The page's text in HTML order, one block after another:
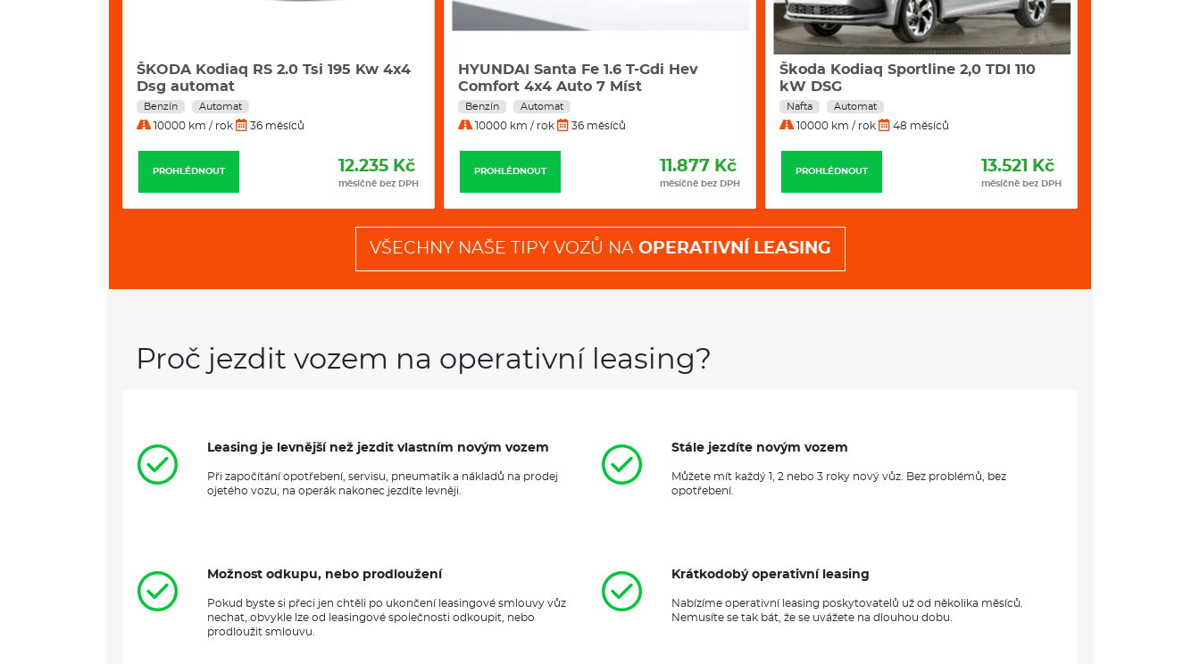
ŠKODA Kodiaq RS 2.0 Tsi 195 Kw 4x4
Dsg automat
Benzín Automat
10000 km / rok 36 měsíců
PROHLÉDNOUT 12.235 Kč
měsíčně bez DPH
HYUNDAI Santa Fe 1.6 T-Gdi Hev
Comfort 4x4 Auto 7 Míst
Benzín Automat
10000 km / rok 36 měsíců
PROHLÉDNOUT 11.877 Kč
měsíčně bez DPH
Škoda Kodiaq Sportline 2,0 TDI 110
kW DSG
Nafta Automat
10000 km / rok 48 měsíců
PROHLÉDNOUT 13.521 Kč
měsíčně bez DPH
VŠECHNY NAŠE TIPY VOZŮ NA OPERATIVNÍ LEASING
Proč jezdit vozem na operativní leasing?
Leasing je levnější než jezdit vlastním novým vozem
Při započítání opotřebení, servisu, pneumatik a nákladů na prodej
ojetého vozu, na operák nakonec jezdíte levněji.
Stále jezdíte novým vozem
Můžete mít každý 1, 2 nebo 3 roky nový vůz. Bez problémů, bez
opotřebení.
Možnost odkupu, nebo prodloužení
Pokud byste si přeci jen chtěli po ukončení leasingové smlouvy vůz
nechat, obvykle lze od leasingové společnosti odkoupit, nebo
prodloužit smlouvu.
Krátkodobý operativní leasing
Nabízíme operativní leasing poskytovatelů už od několika měsíců.
Nemusíte se tak bát, že se uvážete na dlouhou dobu.